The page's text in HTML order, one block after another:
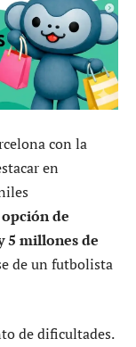
con la
en
opción de
5 millones de
de un futbolista
de dificultades.